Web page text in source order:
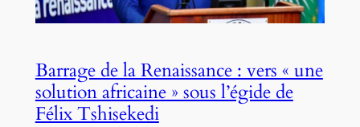
Barrage de la Renaissance : vers « une
solution africaine » sous l’égide de
Félix Tshisekedi